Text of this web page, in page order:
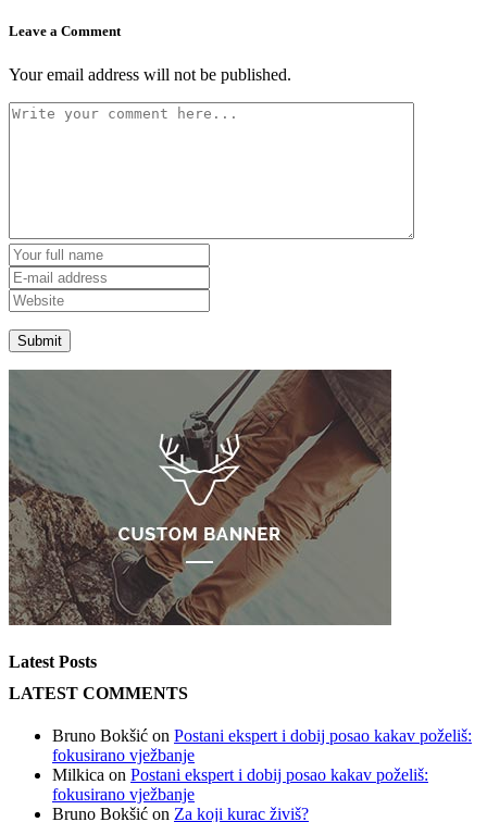
Leave a Comment
Your email address will not be published.
Latest Posts
LATEST COMMENTS
Bruno Bokšić on Postani ekspert i dobij posao kakav poželiš:
fokusirano vježbanje
Milkica on Postani ekspert i dobij posao kakav poželiš:
fokusirano vježbanje
Bruno Bokšić on Za koji kurac živiš?